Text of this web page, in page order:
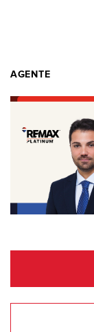
AGENTE